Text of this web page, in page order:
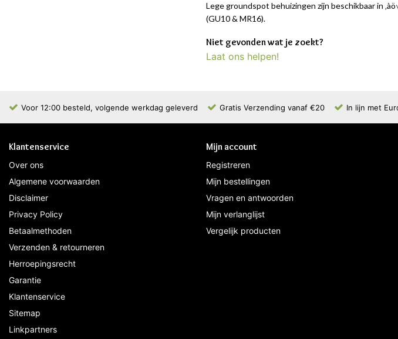
Lege groundspot behuizingen zijn beschikbaar in
(GU10 & MR16).
Niet gevonden wat je zoekt?
Laat ons helpen!
Voor 12:00 besteld, volgende werkdag geleverd Gratis Verzending vanaf €20 In lijn met
Klantenservice
Over ons
Algemene voorwaarden
Disclaimer
Privacy Policy
Betaalmethoden
Verzenden & retourneren
Herroepingsrecht
Garantie
Klantenservice
Sitemap
Linkpartners
Mijn account
Registreren
Mijn bestellingen
Vragen en antwoorden
Mijn verlanglijst
Vergelijk producten